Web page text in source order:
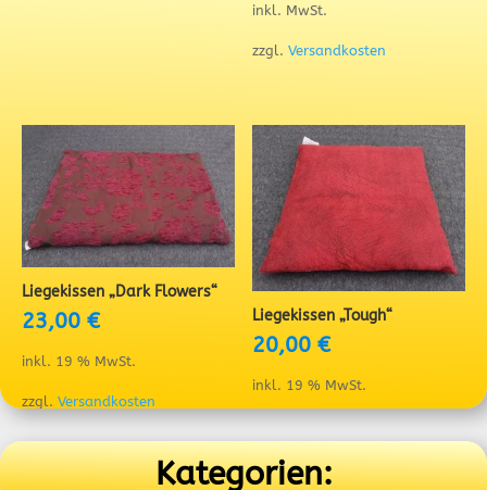
inkl. MwSt.
zzgl.Versandkosten
Liegekissen „Dark Flowers“
23,00 €
inkl. 19 % MwSt.
zzgl. Versandkosten
Liegekissen „Tough“
20,00€
inkl. 19 % MwSt.
Kategorien: